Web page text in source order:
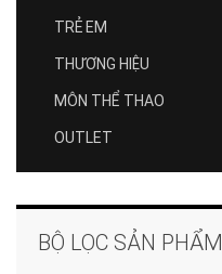
TRẺ EM
THƯƠNG HIỆU
MÔN THỂ THAO
OUTLET
BỘ LỌC SẢN PHẨM